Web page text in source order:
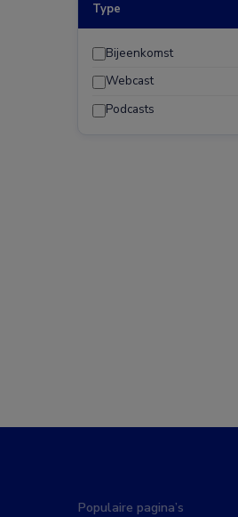
Type
Bijeenkomst
Webcast
Podcasts
Populaire pagina’s